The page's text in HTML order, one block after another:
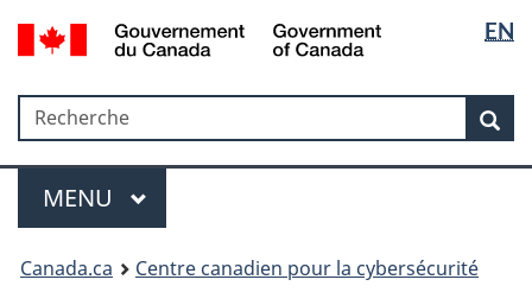
Passer
au
Passer
à
sujet
du
Passer
à
HTML
simplifiée
la
langue
EN
Government
Gouvernement
du
Recherche
Recherche
Menu
MAIN
MENU
Canada.ca
Centre canadien pour la cybersécurité